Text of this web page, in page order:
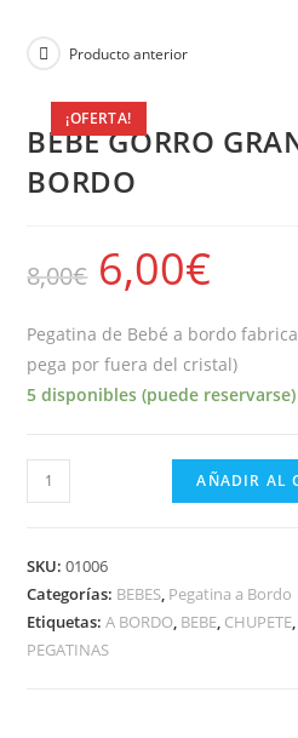
¡OFERTA!
Producto anterior
BEBE GORRO
BORDO
8,00€ 6,00€
Pegatina de Bebé a bordo
pega por fuera del cristal)
5 disponibles (puede reservarse)
BEBE
GORRO
OSITO
A
BORDO
cantidad
AÑADIR AL
SKU:01006
Categorías: BEBES, Pegatina a Bordo
Etiquetas:A BORDO, BEBE, CHUPETE,
PEGATINAS